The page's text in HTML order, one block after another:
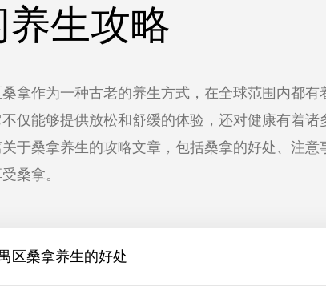
生攻略
拿作为一种古老的养生方式，在全球范围内都有
仅能够提供放松和舒缓的体验，还对健康有着诸
于桑拿养生的攻略文章，包括桑拿的好处、注意
桑拿。
区桑拿养生的好处